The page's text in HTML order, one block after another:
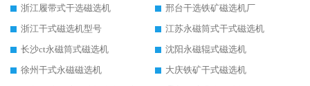
浙江履带式干选磁选机
邢台干选铁矿磁选机厂
浙江干式磁选机型号
江苏永磁筒式干式磁选机
长沙ct永磁筒式磁选机
沈阳永磁辊式磁选机
徐州干式永磁磁选机
大庆铁矿干式磁选机